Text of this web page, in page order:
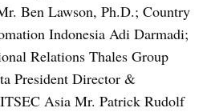
Ben Lawson, Ph.D.; Country
Indonesia Adi Darmadi;
Relations Thales Group
President Director &
Asia Mr. Patrick Rudolf